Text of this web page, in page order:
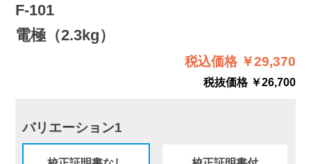
F-101
電極（2.3kg）
税込価格 ￥29,370
税抜価格 ￥26,700
バリエーション1